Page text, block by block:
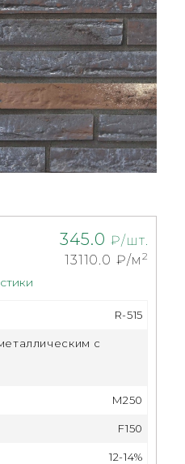
345.0 ₽/шт.
13110.0 ₽/м2
R-515
с
M250
F150
12-14%